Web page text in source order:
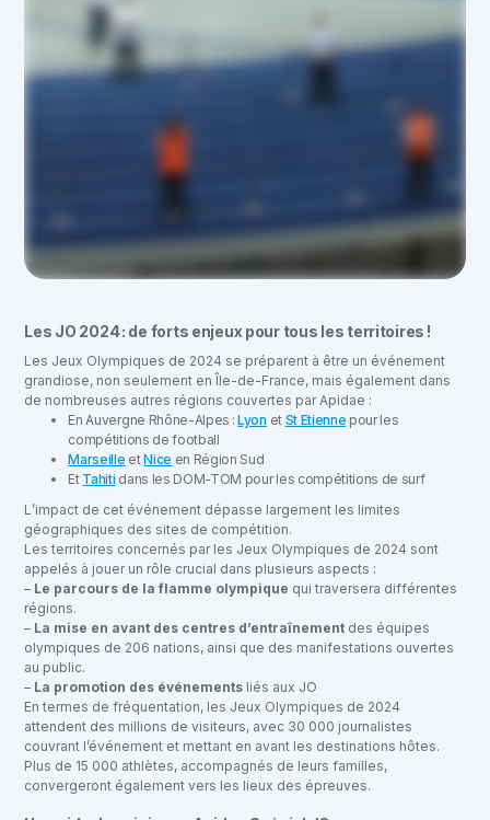
Les JO 2024 : de forts enjeux pour tous les territoires !
Les Jeux Olympiques de 2024 se préparent à être un événement
grandiose, non seulement en Île-de-France, mais également dans
de nombreuses autres régions couvertes par Apidae :
En Auvergne Rhône-Alpes :Lyon et St Etienne pour les
compétitions de football
Marseille etNice en Région Sud
Et Tahiti dans les DOM-TOM pour les compétitions de surf
L’impact de cet événement dépasse largement les limites
géographiques des sites de compétition.
Les territoires concernés par les Jeux Olympiques de 2024 sont
appelés à jouer un rôle crucial dans plusieurs aspects :
– Le parcours de la flamme olympique qui traversera différentes
régions.
– La mise en avant des centres d’entraînement des équipes
olympiques de 206 nations, ainsi que des manifestations ouvertes
au public.
– La promotion des événements liés aux JO
En termes de fréquentation, les Jeux Olympiques de 2024
attendent des millions de visiteurs, avec 30 000 journalistes
couvrant l’événement et mettant en avant les destinations hôtes.
Plus de 15 000 athlètes, accompagnés de leurs familles,
convergeront également vers les lieux des épreuves.